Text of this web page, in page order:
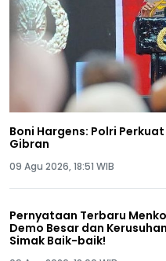
Boni Hargens: Polri
Gibran
09 Agu 2026, 18:51 WIB
Pernyataan Terbaru
Demo Besar dan
Simak Baik-baik!